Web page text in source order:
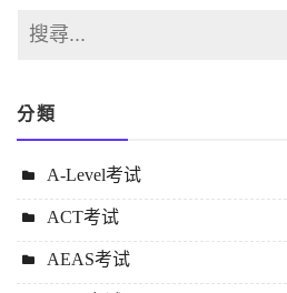
分類
A-Level考试
ACT考试
AEAS考试